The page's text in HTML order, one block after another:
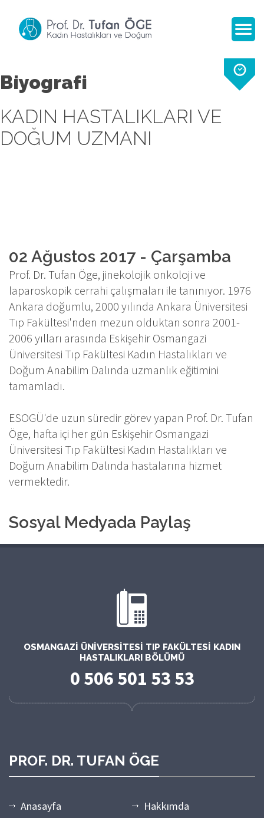
Biyografi
KADIN HASTALIKLARI VE
DOĞUM UZMANI
02 Ağustos 2017 - Çarşamba
Prof. Dr. Tufan Öge, jinekolojik onkoloji ve
laparoskopik cerrahi çalışmaları ile tanınıyor. 1976
Ankara doğumlu, 2000 yılında Ankara Üniversitesi
Tıp Fakültesi'nden mezun olduktan sonra 2001-
2006 yılları arasında Eskişehir Osmangazi
Üniversitesi Tıp Fakültesi Kadın Hastalıkları ve
Doğum Anabilim Dalında uzmanlık eğitimini
tamamladı.
ESOGÜ'de uzun süredir görev yapan Prof. Dr. Tufan
Öge, hafta içi her gün Eskişehir Osmangazi
Üniversitesi Tıp Fakültesi Kadın Hastalıkları ve
Doğum Anabilim Dalında hastalarına hizmet
vermektedir.
Sosyal Medyada Paylaş
OSMANGAZI ÜNIVERSITESI TIP FAKÜLTESI KADIN
HASTALIKLARI BÖLÜMÜ
0 506 501 53 53
PROF. DR. TUFAN ÖGE
Anasayfa
Hakkımda